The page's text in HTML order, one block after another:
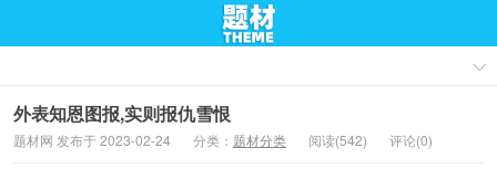
外表知恩图报,实则报仇雪恨
题材网 发布于 2023-02-24 分类： 题材分类 阅读(542) 评论(0)